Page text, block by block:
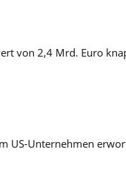
von 2,4 Mrd. Euro
US-Unternehmen